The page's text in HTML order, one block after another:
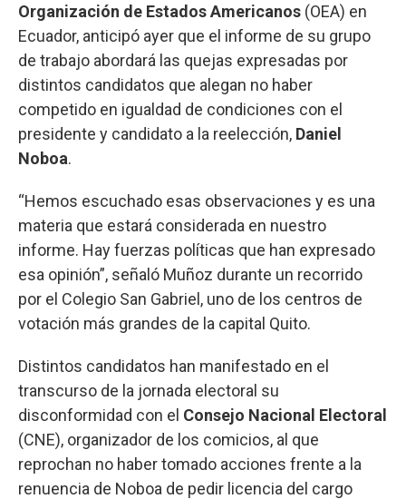
Organización de Estados Americanos (OEA) en
Ecuador, anticipó ayer que el informe de su grupo
de trabajo abordará las quejas expresadas por
distintos candidatos que alegan no haber
competido en igualdad de condiciones con el
presidente y candidato a la reelección, Daniel
Noboa.
“Hemos escuchado esas observaciones y es una
materia que estará considerada en nuestro
informe. Hay fuerzas políticas que han expresado
esa opinión”, señaló Muñoz durante un recorrido
por el Colegio San Gabriel, uno de los centros de
votación más grandes de la capital Quito.
Distintos candidatos han manifestado en el
transcurso de la jornada electoral su
disconformidad con el Consejo Nacional Electoral
(CNE), organizador de los comicios, al que
reprochan no haber tomado acciones frente a la
renuencia de Noboa de pedir licencia del cargo